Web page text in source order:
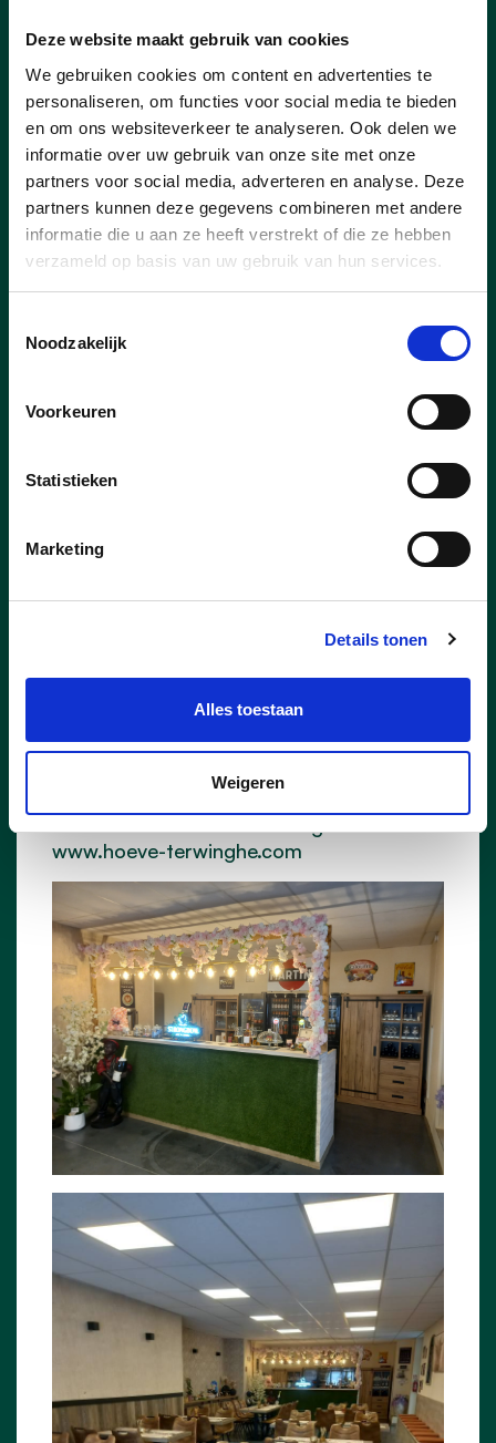
Deze website maakt gebruik van cookies
We gebruiken cookies om content en advertenties te
personaliseren, om functies voor social media te bieden
en om ons websiteverkeer te analyseren. Ook delen we
informatie over uw gebruik van onze site met onze
partners voor social media, adverteren en analyse. Deze
partners kunnen deze gegevens combineren met andere
informatie die u aan ze heeft verstrekt of die ze hebben
verzameld op basis van uw gebruik van hun services.
Noodzakelijk
Voorkeuren
Statistieken
Marketing
Details tonen
Alles toestaan
Weigeren
Pannenkoekenfestijn voor
moederdag
06/05/25
pannenkoekenfestijn in Het Hoevehof te
Wij bedanken alvast iedereen die een
Het Hoevehof was eigenlijk een
verrassende en leuke ontdekking voor ons
We wensen de uitbaters hiermee dan ook
alvast een kijkje op hun Facebookpagina
of op hunne website.
www.hoeve-terwinghe.com